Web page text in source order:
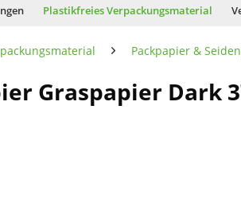
Plastikfreies Verpackungsmaterial
Packpapier &
Graspapier Dark